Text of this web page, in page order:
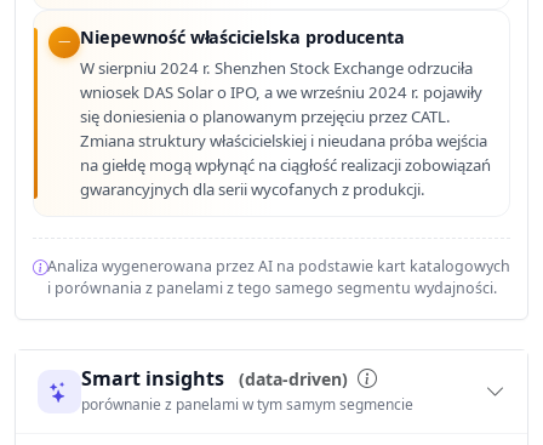
Niepewność właścicielska producenta
W sierpniu 2024 r. Shenzhen Stock Exchange odrzuciła
wniosek DAS Solar o IPO, a we wrześniu 2024 r. pojawiły
się doniesienia o planowanym przejęciu przez CATL.
Zmiana struktury właścicielskiej i nieudana próba wejścia
na giełdę mogą wpłynąć na ciągłość realizacji zobowiązań
gwarancyjnych dla serii wycofanych z produkcji.
Analiza wygenerowana przez AI na podstawie kart katalogowych
i porównania z panelami z tego samego segmentu wydajności.
Smart insights (data-driven)
porównanie z panelami w tym samym segmencie